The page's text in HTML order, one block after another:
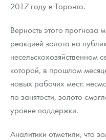
2017 году в Торонто.
Верность этого прогноза
реакцией золота на
несельскохозяйственном
которой, в прошлом
новых рабочих мест:
по занятости, золото
уровне поддержки.
Аналитики отметили, что